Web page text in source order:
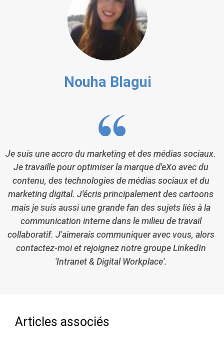
Nouha Blagui
Je suis une accro du marketing et des médias sociaux.
Je travaille pour optimiser la marque d'eXo avec du
contenu, des technologies de médias sociaux et du
marketing digital. J'écris principalement des cartoons
mais je suis aussi une grande fan des sujets liés à la
communication interne dans le milieu de travail
collaboratif. J'aimerais communiquer avec vous, alors
contactez-moi et rejoignez notre groupe LinkedIn
'Intranet & Digital Workplace'.
Articles associés